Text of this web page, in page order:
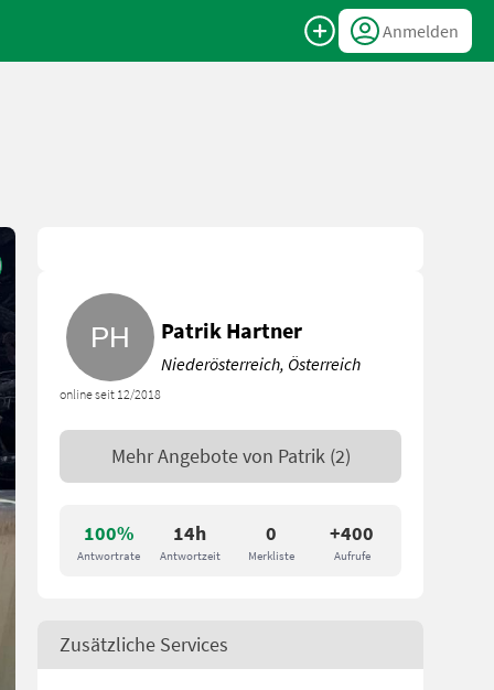
Anmelden
100%
Antwortrate
14h
Antwortzeit
0
Merkliste
+400
Aufrufe
online seit 12/2018
Patrik Hartner
Niederösterreich, Österreich
Mehr Angebote von Patrik (2)
Zusätzliche Services